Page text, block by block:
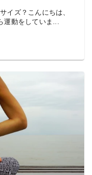
イズ？こんにちは、
動をしていま...